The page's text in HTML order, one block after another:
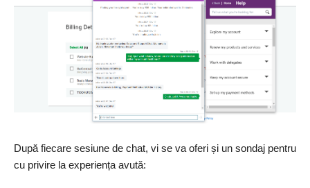
După fiecare sesiune de chat, vi se va oferi și un sondaj pentru
cu privire la experiența avută: